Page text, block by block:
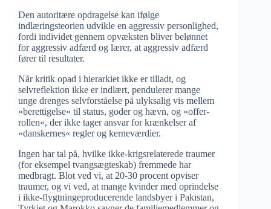
Den autoritære opdragelse kan ifølge
indlæringsteorien udvikle en aggressiv personlighed,
fordi individet gennem opvæksten bliver belønnet
for aggressiv adfærd og lærer, at aggressiv adfærd
fører til resultater.
Når kritik opad i hierarkiet ikke er tilladt, og
selvreflektion ikke er indlært, pendulerer mange
unge drenges selvforståelse på ulyksalig vis mellem
»berettigelse« til status, goder og hævn, og »offer-
rollen«, der ikke tager ansvar for krænkelser af
»danskernes« regler og kerneværdier.
Ingen har tal på, hvilke ikke-krigsrelaterede traumer
(for eksempel tvangsægteskab) fremmede har
medbragt. Blot ved vi, at 20-30 procent opviser
traumer, og vi ved, at mange kvinder med oprindelse
i ikke-flygtningeproducerende landsbyer i Pakistan,